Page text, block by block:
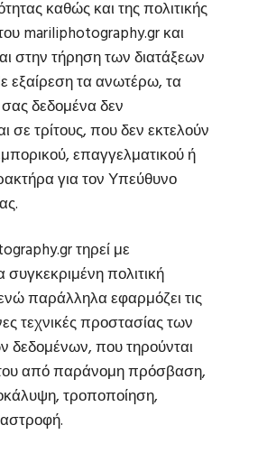
καθώς και της πολιτικής
mariliphotography.gr και
στην τήρηση των διατάξεων
εξαίρεση τα ανωτέρω, τα
δεδομένα δεν
σε τρίτους, που δεν εκτελούν
επαγγελματικού ή
για τον Υπεύθυνο
τηρεί με
πολιτική
παράλληλα εφαρμόζει τις
τεχνικές προστασίας των
που τηρούνται
από παράνομη πρόσβαση,
τροποποίηση,